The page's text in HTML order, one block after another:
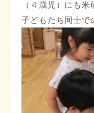
（４歳児） にも米
子どもたち同士で